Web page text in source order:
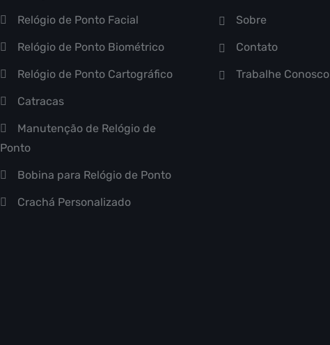
Relógio de Ponto Facial
Relógio de Ponto Biométrico
Relógio de Ponto Cartográfico
Catracas
Manutenção de Relógio de
Ponto
Bobina para Relógio de Ponto
Crachá Personalizado
Sobre
Contato
Trabalhe Conosco